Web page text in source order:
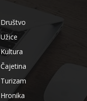
Društvo
Užice
Kultura
Čajetina
Turizam
Hronika